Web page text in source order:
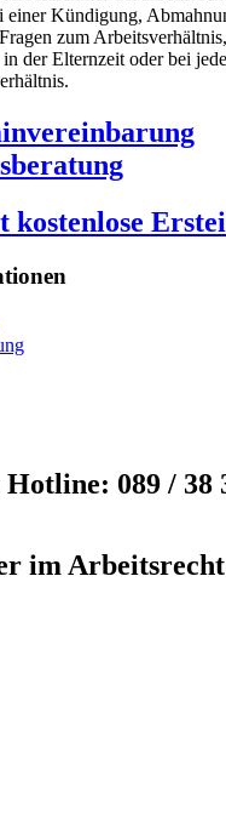
einer Kündigung,
zum
der Elternzeit oder bei
kostenlose
089 / 38
im Arbeitsrecht